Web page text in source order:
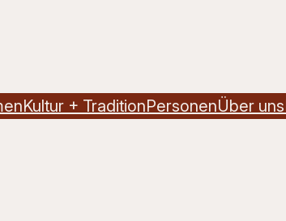
Kultur + TraditionPersonenÜber uns